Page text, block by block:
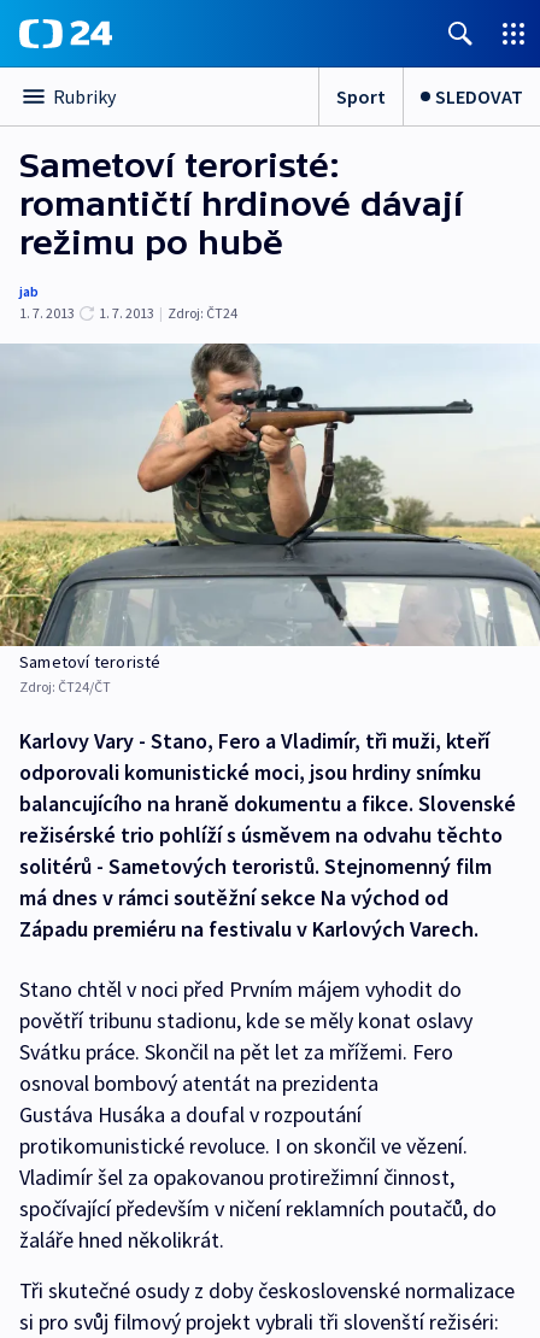
Rubriky Sport SLEDOVAT
Sametoví teroristé:
romantičtí hrdinové dávají
režimu po hubě
jab
1. 7. 2013
1. 7. 2013 | Zdroj: ČT24
Sametoví teroristé
Zdroj: ČT24/ČT
Karlovy Vary - Stano, Fero a Vladimír, tři muži, kteří
odporovali komunistické moci, jsou hrdiny snímku
balancujícího na hraně dokumentu a fikce. Slovenské
režisérské trio pohlíží s úsměvem na odvahu těchto
solitérů - Sametových teroristů. Stejnomenný film
má dnes v rámci soutěžní sekce Na východ od
Západu premiéru na festivalu v Karlových Varech.
Stano chtěl v noci před Prvním májem vyhodit do
povětří tribunu stadionu, kde se měly konat oslavy
Svátku práce. Skončil na pět let za mřížemi. Fero
osnoval bombový atentát na prezidenta
Gustáva Husáka a doufal v rozpoutání
protikomunistické revoluce. I on skončil ve vězení.
Vladimír šel za opakovanou protirežimní činnost,
spočívající především v ničení reklamních poutačů, do
žaláře hned několikrát.
Tři skutečné osudy z doby československé normalizace
si pro svůj filmový projekt vybrali tři slovenští režiséri: